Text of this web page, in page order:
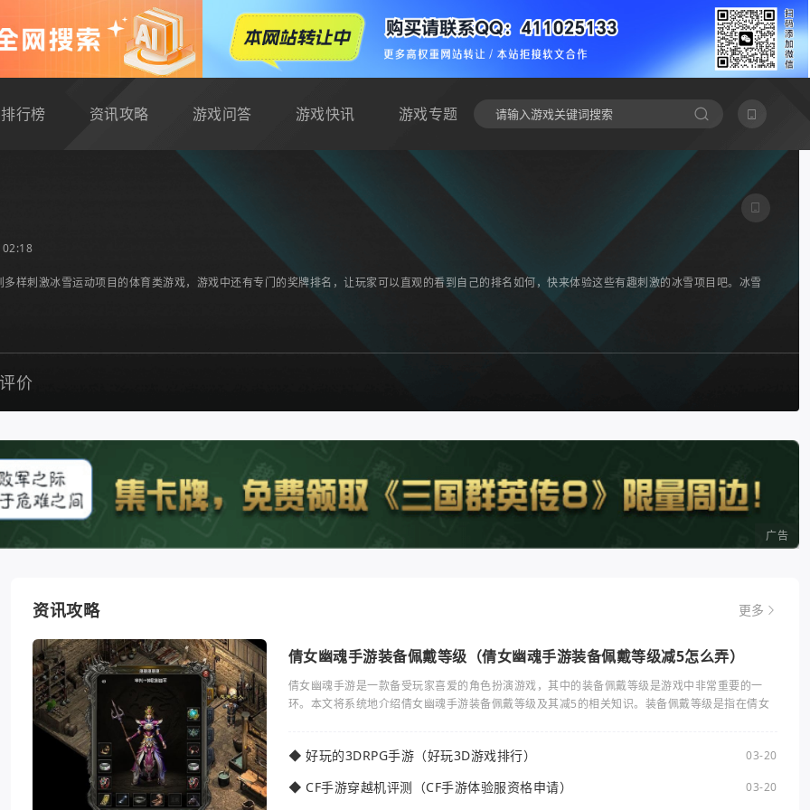
排行榜 资讯攻略 游戏问答 游戏快讯 游戏专题
02:18
样刺激冰雪运动项目的体育类游戏，游戏中还有专门的奖牌排名，让玩家可以直观的看到自己的排名如何，快来体验这些有趣刺激的冰雪项目吧。冰雪
价
广告
资讯攻略 更多
倩女幽魂手游装备佩戴等级（倩女幽魂手游装备佩戴等级减5怎么弄）
倩女幽魂手游是一款备受玩家喜爱的角色扮演游戏，其中的装备佩戴等级是游戏中非常重要的一
环。本文将系统地介绍倩女幽魂手游装备佩戴等级及其减5的相关知识。装备佩戴等级是指在倩女
◆ 好玩的3DRPG手游（好玩3D游戏排行） 03-20
◆ CF手游穿越机评测（CF手游体验服资格申请） 03-20